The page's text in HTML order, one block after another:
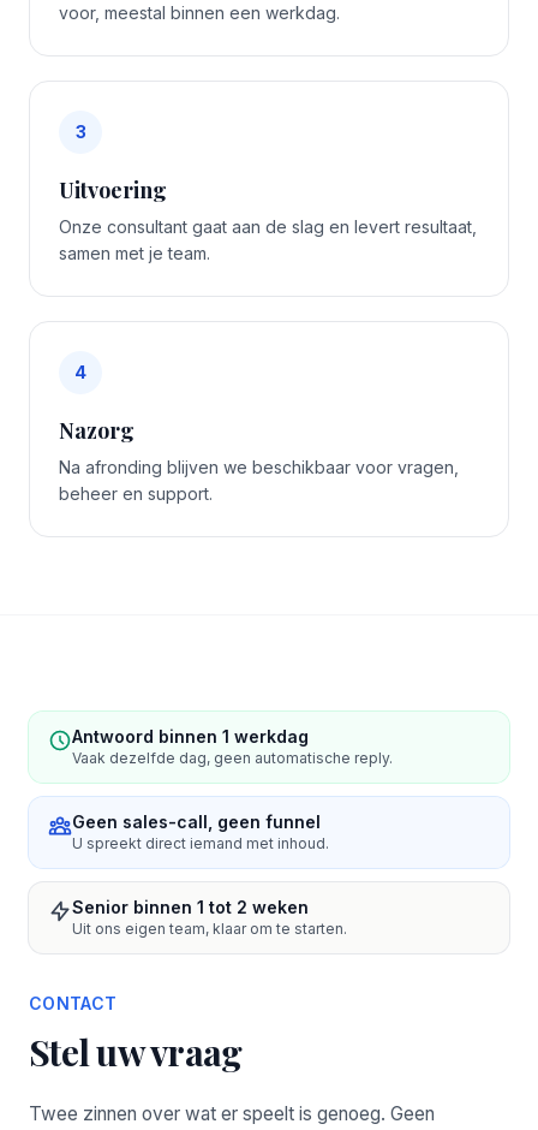
voor, meestal binnen een werkdag.
3
Uitvoering
Onze consultant gaat aan de slag en levert resultaat,
samen met je team.
4
Nazorg
Na afronding blijven we beschikbaar voor vragen,
beheer en support.
Antwoord binnen 1 werkdag
Vaak dezelfde dag, geen automatische reply.
Geen sales-call, geen funnel
U spreekt direct iemand met inhoud.
Senior binnen 1 tot 2 weken
Uit ons eigen team, klaar om te starten.
CONTACT
Stel uw vraag
Twee zinnen over wat er speelt is genoeg. Geen